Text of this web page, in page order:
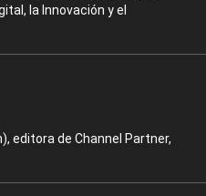
la Innovación y el
editora de Channel Partner,